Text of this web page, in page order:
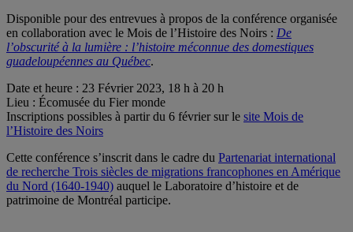
Disponible pour des entrevues à propos de la conférence organisée
en collaboration avec le Mois de l’Histoire des Noirs : De
l’obscurité à la lumière : l’histoire méconnue des domestiques
guadeloupéennes au Québec.
Date et heure : 23 Février 2023, 18 h à 20 h
Lieu : Écomusée du Fier monde
Inscriptions possibles à partir du 6 février sur le site Mois de
l’Histoire des Noirs
Cette conférence s’inscrit dans le cadre du Partenariat international
de recherche Trois siècles de migrations francophones en Amérique
du Nord (1640-1940) auquel le Laboratoire d’histoire et de
patrimoine de Montréal participe.